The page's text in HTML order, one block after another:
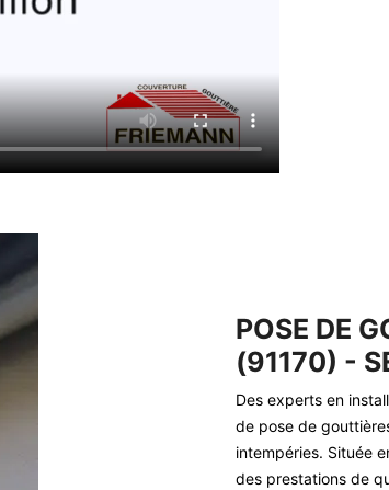
POSE DE
(91170) -
Des experts en
de pose de
intempéries. Située
des prestations de